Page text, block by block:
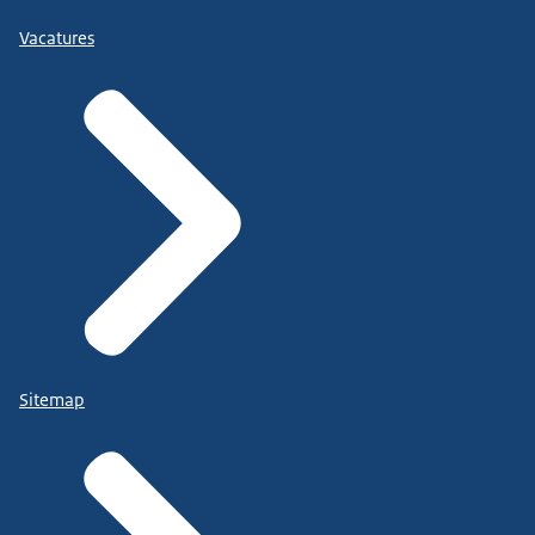
Vacatures
Sitemap